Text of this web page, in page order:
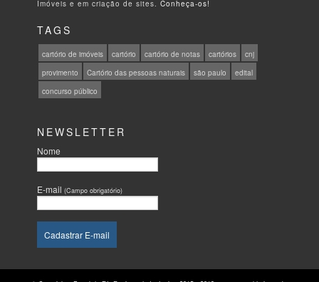
Imóveis e em criação de sites.Conheça-os!
TAGS
cartório de imóveis cartório cartório de notas cartórios
cnj
provimento
Cartório das pessoas naturais são paulo
edital
concurso público
NEWSLETTER
Nome
E-mail(Campo obrigatório)